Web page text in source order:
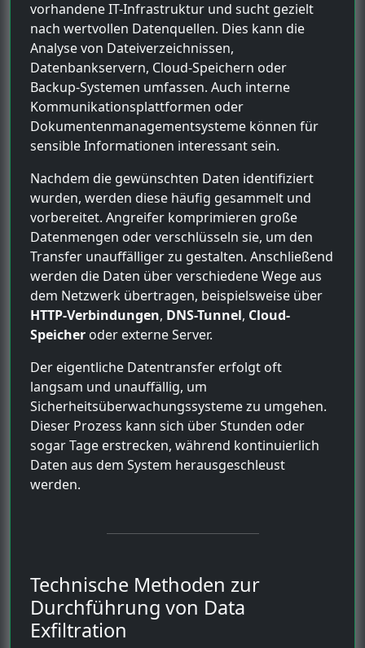
vorhandene IT-Infrastruktur und sucht gezielt
nach wertvollen Datenquellen. Dies kann die
Analyse von Dateiverzeichnissen,
Datenbankservern, Cloud-Speichern oder
Backup-Systemen umfassen. Auch interne
Kommunikationsplattformen oder
Dokumentenmanagementsysteme können für
sensible Informationen interessant sein.
Nachdem die gewünschten Daten identifiziert
wurden, werden diese häufig gesammelt und
vorbereitet. Angreifer komprimieren große
Datenmengen oder verschlüsseln sie, um den
Transfer unauffälliger zu gestalten. Anschließend
werden die Daten über verschiedene Wege aus
dem Netzwerk übertragen, beispielsweise über
HTTP-Verbindungen, DNS-Tunnel, Cloud-
Speicher oder externe Server.
Der eigentliche Datentransfer erfolgt oft
langsam und unauffällig, um
Sicherheitsüberwachungssysteme zu umgehen.
Dieser Prozess kann sich über Stunden oder
sogar Tage erstrecken, während kontinuierlich
Daten aus dem System herausgeschleust
werden.
Technische Methoden zur
Durchführung von Data
Exfiltration